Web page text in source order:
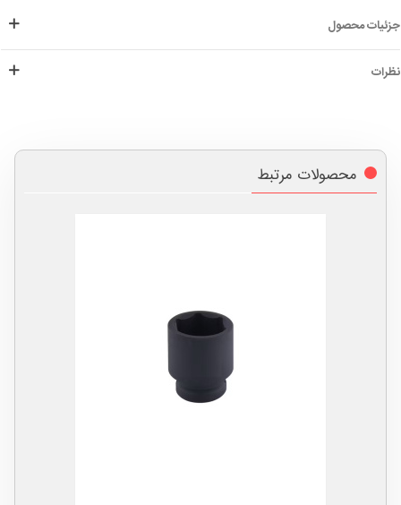
جزئیات محصول
نظرات
محصولات مرتبط